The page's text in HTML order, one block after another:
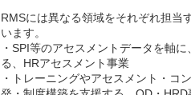
RMSには異なる領域をそれぞれ担当
います。
・SPI等のアセスメントデータを軸
る、HRアセスメント事業
・トレーニングやアセスメント・コ